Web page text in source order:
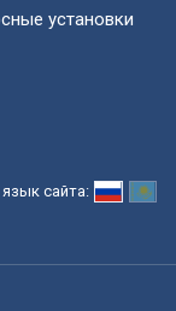
сайта:
установки